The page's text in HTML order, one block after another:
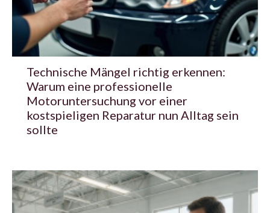
Technische Mängel richtig erkennen:
Warum eine professionelle
Motoruntersuchung vor einer
kostspieligen Reparatur nun Alltag sein
sollte